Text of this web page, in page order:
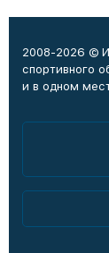
2008-2026 ©
спортивного
и в одном